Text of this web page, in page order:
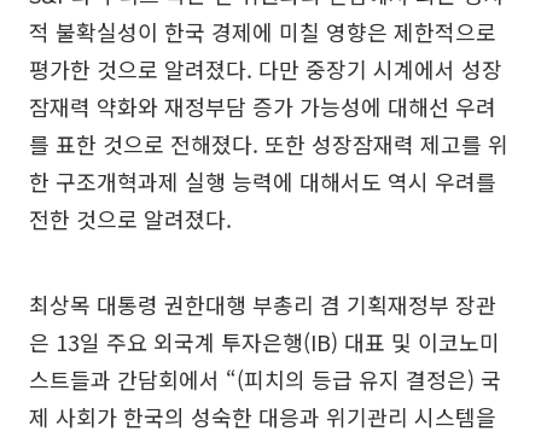
적 불확실성이 한국 경제에 미칠 영향은 제한적으로
평가한 것으로 알려졌다. 다만 중장기 시계에서 성장
잠재력 약화와 재정부담 증가 가능성에 대해선 우려
를 표한 것으로 전해졌다. 또한 성장잠재력 제고를 위
한 구조개혁과제 실행 능력에 대해서도 역시 우려를
전한 것으로 알려졌다.
최상목 대통령 권한대행 부총리 겸 기획재정부 장관
은 13일 주요 외국계 투자은행(IB) 대표 및 이코노미
스트들과 간담회에서 “(피치의 등급 유지 결정은) 국
제 사회가 한국의 성숙한 대응과 위기관리 시스템을